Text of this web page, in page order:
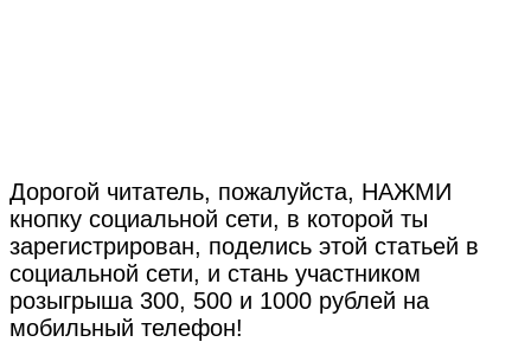
Дорогой читатель, пожалуйста, НАЖМИ
кнопку социальной сети, в которой ты
зарегистрирован, поделись этой статьей в
социальной сети, и стань участником
розыгрыша 300, 500 и 1000 рублей на
мобильный телефон!